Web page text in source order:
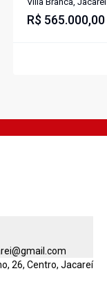
Loteamento
TE1084.
R$ 565.000,00
26, Centro, Jacareí